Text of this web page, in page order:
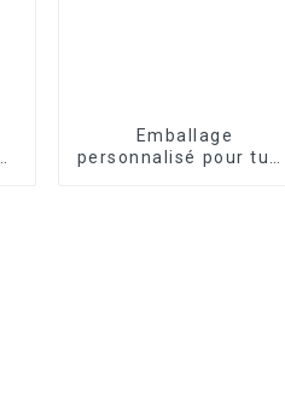
Emballage
personnalisé pour tube